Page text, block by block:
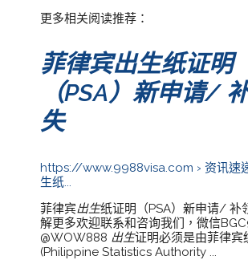
更多相关阅读推荐：
菲律宾出生纸证明
（PSA）新申请/
失
https://www.9988visa.com › 资讯速
生纸...
菲律宾出生纸证明（PSA）新申请/ 补
解更多欢迎联系和咨询我们，微信
@WOW888 出生证明必须是由菲律宾
(Philippine Statistics Authority ...